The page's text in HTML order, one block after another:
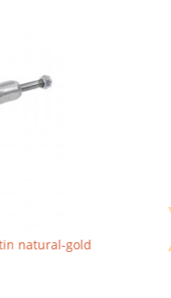
natural-gold